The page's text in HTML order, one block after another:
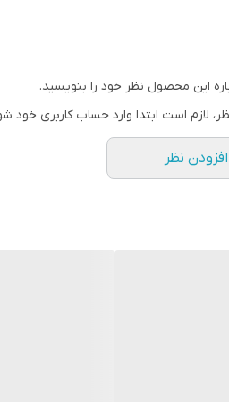
این محصول نظر خود را بنویسید.
لازم است ابتدا وارد حساب کاربری خود
افزودن نظر